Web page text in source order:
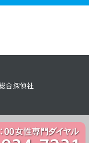
合探偵社